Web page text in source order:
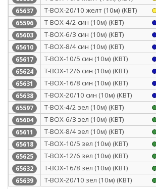
65637 Т-BOX-20/10 желт (10м) (КВТ)
65596 Т-BOX-4/2 син (10м) (КВТ)
65603 Т-BOX-6/3 син (10м) (КВТ)
65610 Т-BOX-8/4 син (10м) (КВТ)
65617 Т-BOX-10/5 син (10м) (КВТ)
65624 Т-BOX-12/6 син (10м) (КВТ)
65631 Т-BOX-16/8 син (10м) (КВТ)
65638 Т-BOX-20/10 син (10м) (КВТ)
65597 Т-BOX-4/2 зел (10м) (КВТ)
65604 Т-BOX-6/3 зел (10м) (КВТ)
65611 Т-BOX-8/4 зел (10м) (КВТ)
65618 Т-BOX-10/5 зел (10м) (КВТ)
65625 Т-BOX-12/6 зел (10м) (КВТ)
65632 Т-BOX-16/8 зел (10м) (КВТ)
65639 Т-BOX-20/10 зел (10м) (КВТ)